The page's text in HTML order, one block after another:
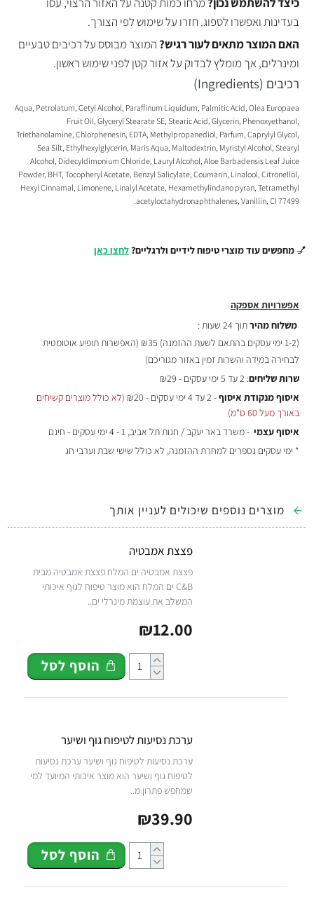
אפשרויות אספקה
משלוח מהירתוך 24 שעות :
(1-2 ימי עסקים בהתאם לשעת ההזמנה)
₪35 (האפשרות תופיע אוטומטית
לבחירה במידה והשרות זמין באזור מגוריכם)
שרות שליחים: 2 עד 5 ימי עסקים - ₪29
איסוף מנקודת איסוף- 2 עד 4 ימי עסקים - ₪20
(לא כולל מוצרים קשיחים
באורך מעל 60 ס"מ)
איסוף עצמי - משרד באר יעקב / חנות תל אביב, 1 - 4 ימי עסקים - חינם
* ימי עסקים נספרים למחרת ההזמנה, לא כולל שישי שבת וערבי חג
מוצרים נוספים שיכולים לעניין אותך
פצצת אמבטיה
פצצת אמבטיה ים המלח פצצת אמבטיה מבית
C&B ים המלח הוא מוצר טיפוח לגוף איכותי
המשלב את עוצמת מינרלי ים..
₪12.00
הוסף לסל
ערכת נסיעות לטיפוח גוף ושיער
ערכת נסיעות לטיפוח גוף ושיער ערכת נסיעות
לטיפוח גוף ושיער הוא מוצר איכותי המיועד למי
שמחפש פתרון מ..
₪39.90
הוסף לסל
💅 מחפשים עוד מוצרי טיפוח לידיים ולרגליים?לחצו כאן
בעדינות ואפשרו לספוג. חזרו על שימוש לפי הצורך.
האם המוצר מתאים לעור רגיש? המוצר מבוסס על רכיבים טבעיים
ומינרלים, אך מומלץ לבדוק על אזור קטן לפני שימוש ראשון.
רכיבים (Ingredients)
Aqua, Petrolatum, Cetyl Alcohol, Paraffinum Liquidum, Palmitic Acid, Olea Europaea
Fruit Oil, Glyceryl Stearate SE, Stearic Acid, Glycerin, Phenoxyethanol,
Triethanolamine, Chlorphenesin, EDTA, Methylpropanediol, Parfum, Caprylyl Glycol,
Sea Silt, Ethylhexylglycerin, Maris Aqua, Maltodextrin, Myristyl Alcohol, Stearyl
Alcohol, Didecyldimonium Chloride, Lauryl Alcohol, Aloe Barbadensis Leaf Juice
Powder, BHT, Tocopheryl Acetate, Benzyl Salicylate, Coumarin, Linalool, Citronellol,
Hexyl Cinnamal, Limonene, Linalyl Acetate, Hexamethylindano pyran, Tetramethyl
acetyloctahydronaphthalenes, Vanillin, CI 77499.